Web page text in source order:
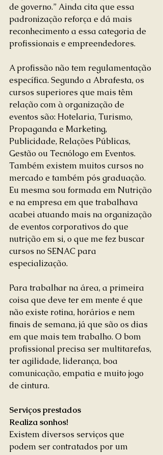
de governo.” Ainda cita que essa
padronização reforça e dá mais
reconhecimento a essa categoria de
profissionais e empreendedores.
A profissão não tem regulamentação
específica. Segundo a Abrafesta, os
cursos superiores que mais têm
relação com à organização de
eventos são: Hotelaria, Turismo,
Propaganda e Marketing,
Publicidade, Relações Públicas,
Gestão ou Tecnólogo em Eventos.
Também existem muitos cursos no
mercado e também pós graduação.
Eu mesma sou formada em Nutrição
e na empresa em que trabalhava
acabei atuando mais na organização
de eventos corporativos do que
nutrição em si, o que me fez buscar
cursos no SENAC para
especialização.
Para trabalhar na área, a primeira
coisa que deve ter em mente é que
não existe rotina, horários e nem
finais de semana, já que são os dias
em que mais tem trabalho. O bom
profissional precisa ser multitarefas,
ter agilidade, liderança, boa
comunicação, empatia e muito jogo
de cintura.
Serviços prestados
Realiza sonhos!
Existem diversos serviços que
podem ser contratados por um